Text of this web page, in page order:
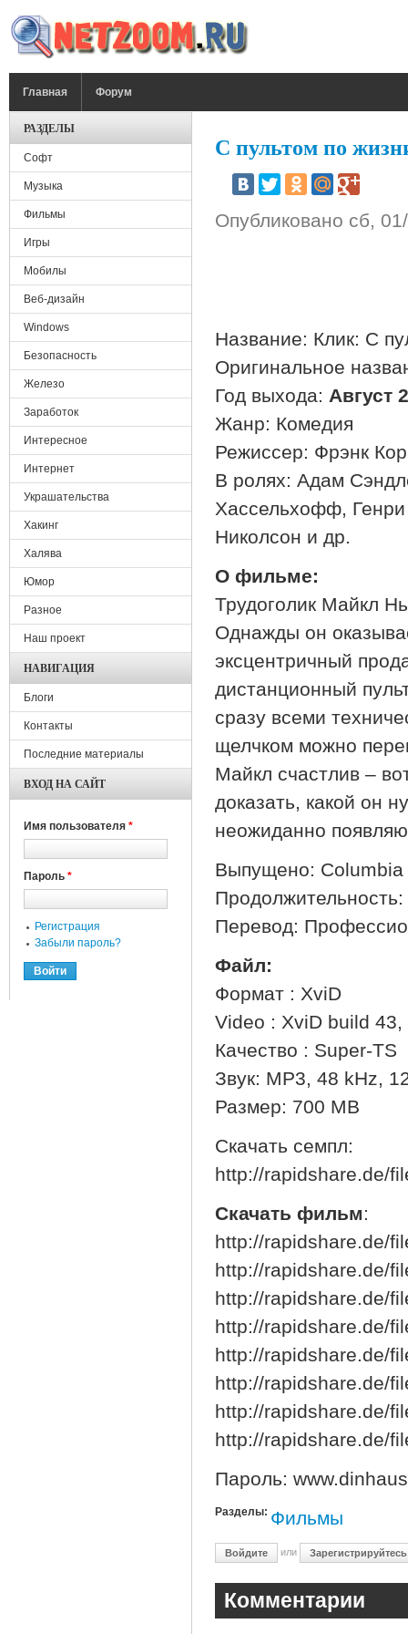
Главная Форум
С пультом по
Опубликовано сб,
Название: Клик: С
Оригинальное
Год выхода: Август
Жанр: Комедия
Режиссер: Фрэнк
В ролях: Адам
Хассельхофф,
Николсон и др.
О фильме:
Трудоголик Майкл
Однажды он
эксцентричный
дистанционный
сразу всеми
щелчком можно
Майкл счастлив –
доказать, какой он
неожиданно
Выпущено: Columbia
Перевод:
Файл:
Формат : XviD
Video : XviD build
Качество : Super-TS
Звук: MP3, 48 kHz,
Размер: 700 MB
Скачать семпл:
http://rapidshare.de/
Скачать фильм:
http://rapidshare.de/
http://rapidshare.de/
http://rapidshare.de/
http://rapidshare.de/
http://rapidshare.de/
http://rapidshare.de/
http://rapidshare.de/
http://rapidshare.de/
Пароль:
Разделы: Фильмы
Войдите или Зарегистрируйтесь
Комментарии
РАЗДЕЛЫ
Софт
Музыка
Фильмы
Игры
Мобилы
Веб-дизайн
Windows
Безопасность
Железо
Заработок
Интересное
Интернет
Украшательства
Хакинг
Халява
Юмор
Разное
Наш проект
НАВИГАЦИЯ
Блоги
Контакты
Последние материалы
ВХОД НА САЙТ
Имя пользователя *
Пароль *
Регистрация
Забыли пароль?